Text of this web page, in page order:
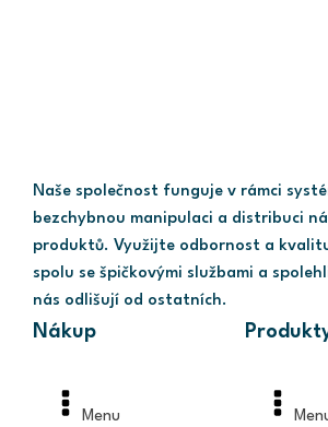
Naše společnost funguje v rámci
bezchybnou manipulaci a distribuci
produktů. Využijte odbornost a
spolu se špičkovými službami a
nás odlišují od ostatních.
Nákup
Menu